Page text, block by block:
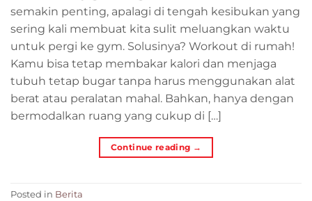
semakin penting, apalagi di tengah kesibukan yang
sering kali membuat kita sulit meluangkan waktu
untuk pergi ke gym. Solusinya? Workout di rumah!
Kamu bisa tetap membakar kalori dan menjaga
tubuh tetap bugar tanpa harus menggunakan alat
berat atau peralatan mahal. Bahkan, hanya dengan
bermodalkan ruang yang cukup di […]
Continue reading →
Posted in Berita